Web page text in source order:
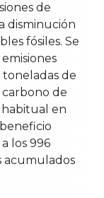
de
disminución
fósiles. Se
toneladas de
carbono de
en
los 996
acumulados